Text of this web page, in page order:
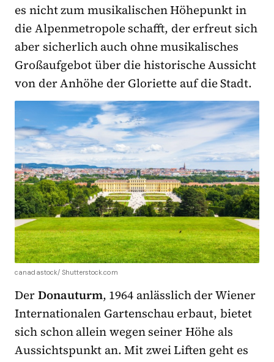
es nicht zum musikalischen Höhepunkt in
die Alpenmetropole schafft, der erfreut sich
aber sicherlich auch ohne musikalisches
Großaufgebot über die historische Aussicht
von der Anhöhe der Gloriette auf die Stadt.
canadastock/ Shutterstock.com
DerDonauturm, 1964 anlässlich der Wiener
Internationalen Gartenschau erbaut, bietet
sich schon allein wegen seiner Höhe als
Aussichtspunkt an. Mit zwei Liften geht es